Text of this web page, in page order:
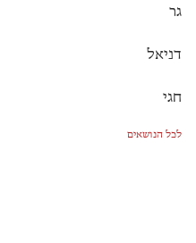
גר
דניאל
חגי
לכל הנושאים